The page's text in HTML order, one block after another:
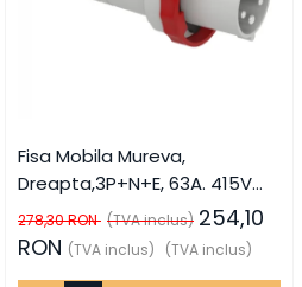
Fisa Mobila Mureva,
Dreapta,3P+N+E, 63A. 415V
AC, IP67, SCH-81383,
Schneider Electric - Schneider
278,30 RON (TVA inclus) 254,10
RON (TVA inclus) (TVA inclus)